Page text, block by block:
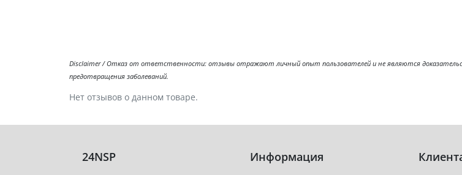
Disclaimer / Отказ от ответственности: отзывы отражают личный опыт пользователей и не являются
предотвращения заболеваний.
Нет отзывов о данном товаре.
24NSP Информация